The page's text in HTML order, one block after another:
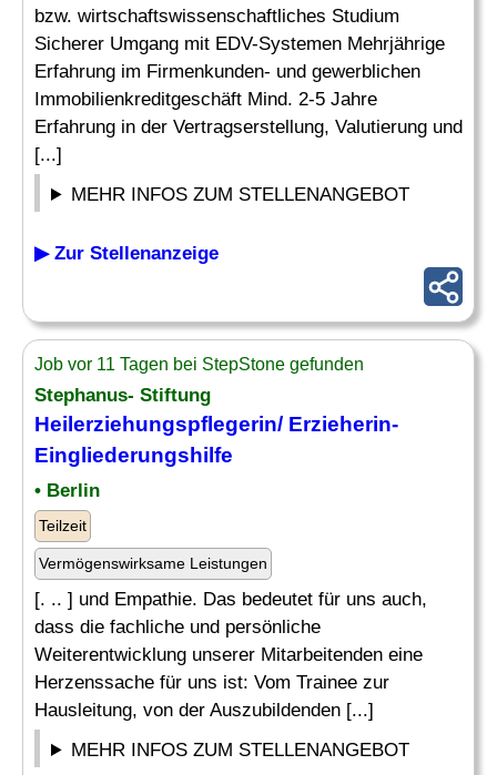
bzw. wirtschaftswissenschaftliches Studium
Sicherer Umgang mit EDV-Systemen Mehrjährige
Erfahrung im Firmenkunden- und gewerblichen
Immobilienkreditgeschäft Mind. 2-5 Jahre
Erfahrung in der Vertragserstellung, Valutierung und
[...]
MEHR INFOS ZUM STELLENANGEBOT
▶ Zur Stellenanzeige
Job vor 11 Tagen bei StepStone gefunden
Stephanus- Stiftung
Heilerziehungspflegerin/ Erzieherin-
Eingliederungshilfe
• Berlin
Teilzeit
Vermögenswirksame Leistungen
[. .. ] und Empathie. Das bedeutet für uns auch,
dass die fachliche und persönliche
Weiterentwicklung unserer Mitarbeitenden eine
Herzenssache für uns ist: Vom Trainee zur
Hausleitung, von der Auszubildenden [...]
MEHR INFOS ZUM STELLENANGEBOT